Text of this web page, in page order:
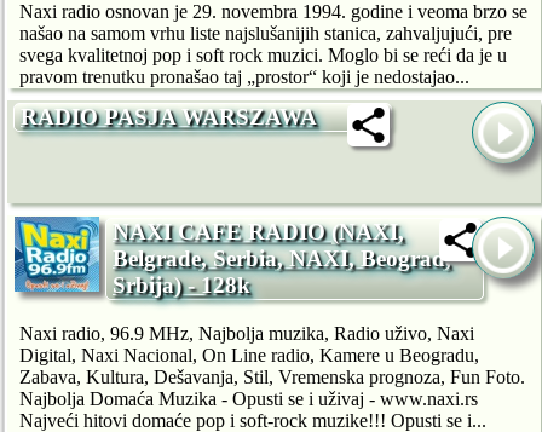
Naxi radio osnovan je 29. novembra 1994. godine i veoma brzo se
našao na samom vrhu liste najslušanijih stanica, zahvaljujući, pre
svega kvalitetnoj pop i soft rock muzici. Moglo bi se reći da je u
pravom trenutku pronašao taj „prostor“ koji je nedostajao...
RADIO PASJA WARSZAWA
NAXI CAFE RADIO (NAXI,
Belgrade, Serbia, NAXI, Beograd,
Srbija) - 128k
Naxi radio, 96.9 MHz, Najbolja muzika, Radio uživo, Naxi
Digital, Naxi Nacional, On Line radio, Kamere u Beogradu,
Zabava, Kultura, Dešavanja, Stil, Vremenska prognoza, Fun Foto.
Najbolja Domaća Muzika - Opusti se i uživaj - www.naxi.rs
Najveći hitovi domaće pop i soft-rock muzike!!! Opusti se i...